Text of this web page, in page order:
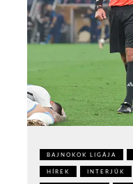
BAJNOKOK LIGÁJA
HÍREK INTERJÚK